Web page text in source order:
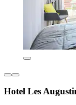
Hotel Les